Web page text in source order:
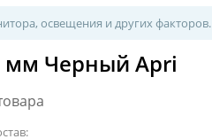
освещения и других факторов.
мм Черный Apri